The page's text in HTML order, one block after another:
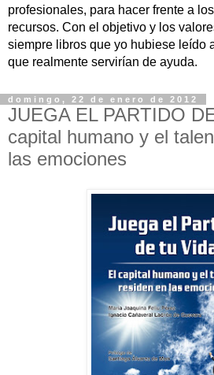
profesionales, para hacer frente a
recursos. Con el objetivo y los
siempre libros que yo hubiese leído
que realmente servirían de ayuda.
domingo, 22 de enero de 2012
JUEGA EL PARTIDO
capital humano y el
las emociones